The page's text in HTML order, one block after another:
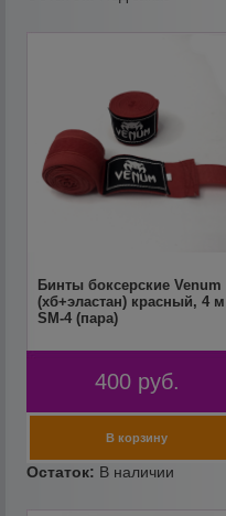
Бинты боксерские Venum
(хб+эластан) красный, 4 м
SM-4 (пара)
400 руб.